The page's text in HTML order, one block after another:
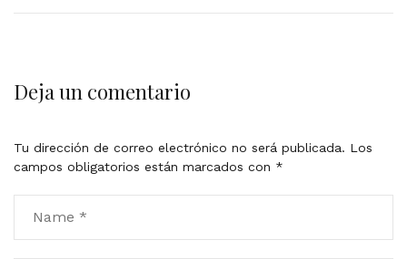
Deja un comentario
Tu dirección de correo electrónico no será publicada. Los
campos obligatorios están marcados con *